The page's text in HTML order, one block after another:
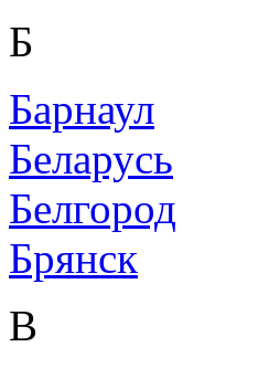
Б
Барнаул
Беларусь
Белгород
Брянск
В